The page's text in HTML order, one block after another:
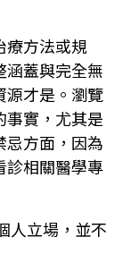
療方法或規
涵蓋與完全無
源才是。瀏覽
事實，尤其是
忌方面，因為
診相關醫學專
人立場，並不